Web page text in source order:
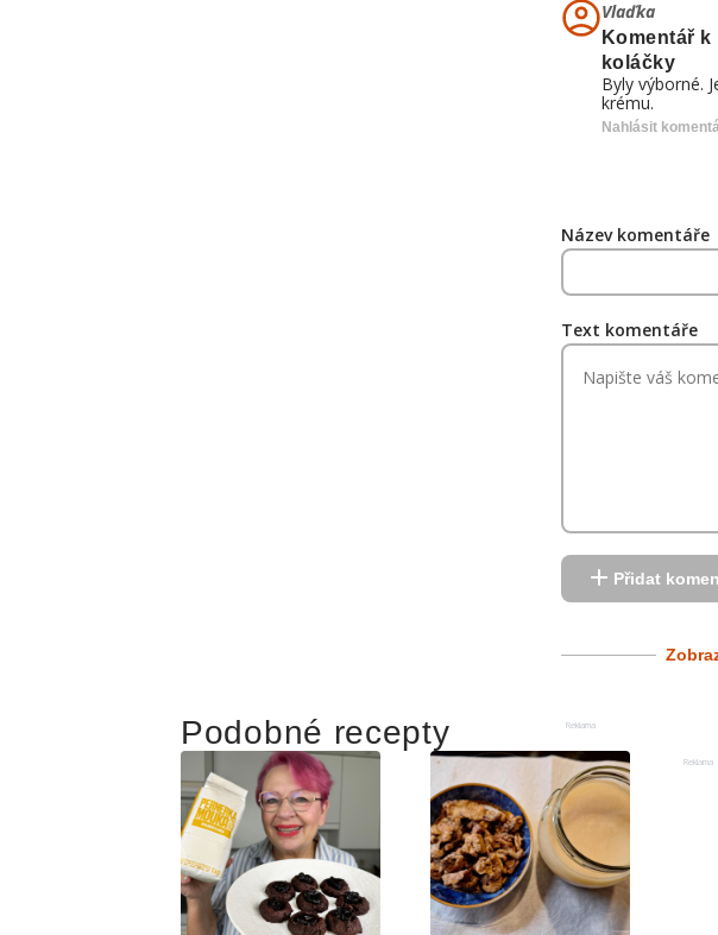
Vlaďka
Komentář
koláčky
Byly výborné.
krému.
Nahlásit
Název komentáře
Text komentáře
Přidat
Reklama
Podobné recepty
Reklama